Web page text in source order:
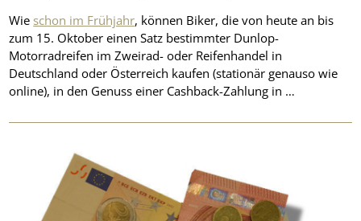
Wie schon im Frühjahr, können Biker, die von heute an bis
zum 15. Oktober einen Satz bestimmter Dunlop-
Motorradreifen im Zweirad- oder Reifenhandel in
Deutschland oder Österreich kaufen (stationär genauso wie
online), in den Genuss einer Cashback-Zahlung in …